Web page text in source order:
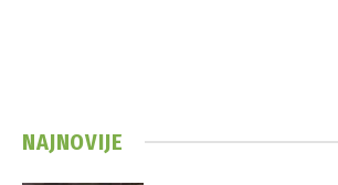
NAJNOVIJE